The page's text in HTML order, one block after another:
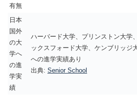
有無
日本
国外
の大
学へ
の進
学実
績
ハーバード大学、プリンストン大学
ックスフォード大学、ケンブリッジ
への進学実績あり
出典: Senior School